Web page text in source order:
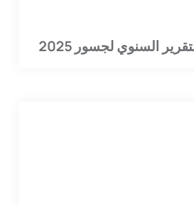
السنوي لجسور 2025